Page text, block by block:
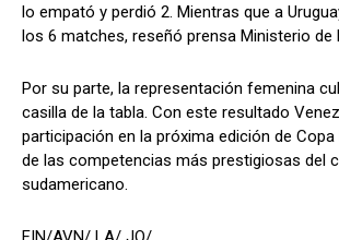
lo empató y perdió 2. Mientras que a
los 6 matches, reseñó prensa Ministerio de
Por su parte, la representación femenina
casilla de la tabla. Con este resultado
participación en la próxima edición de
de las competencias más prestigiosas del
sudamericano.